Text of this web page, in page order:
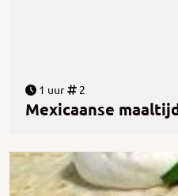
1 uur 2
Mexicaanse